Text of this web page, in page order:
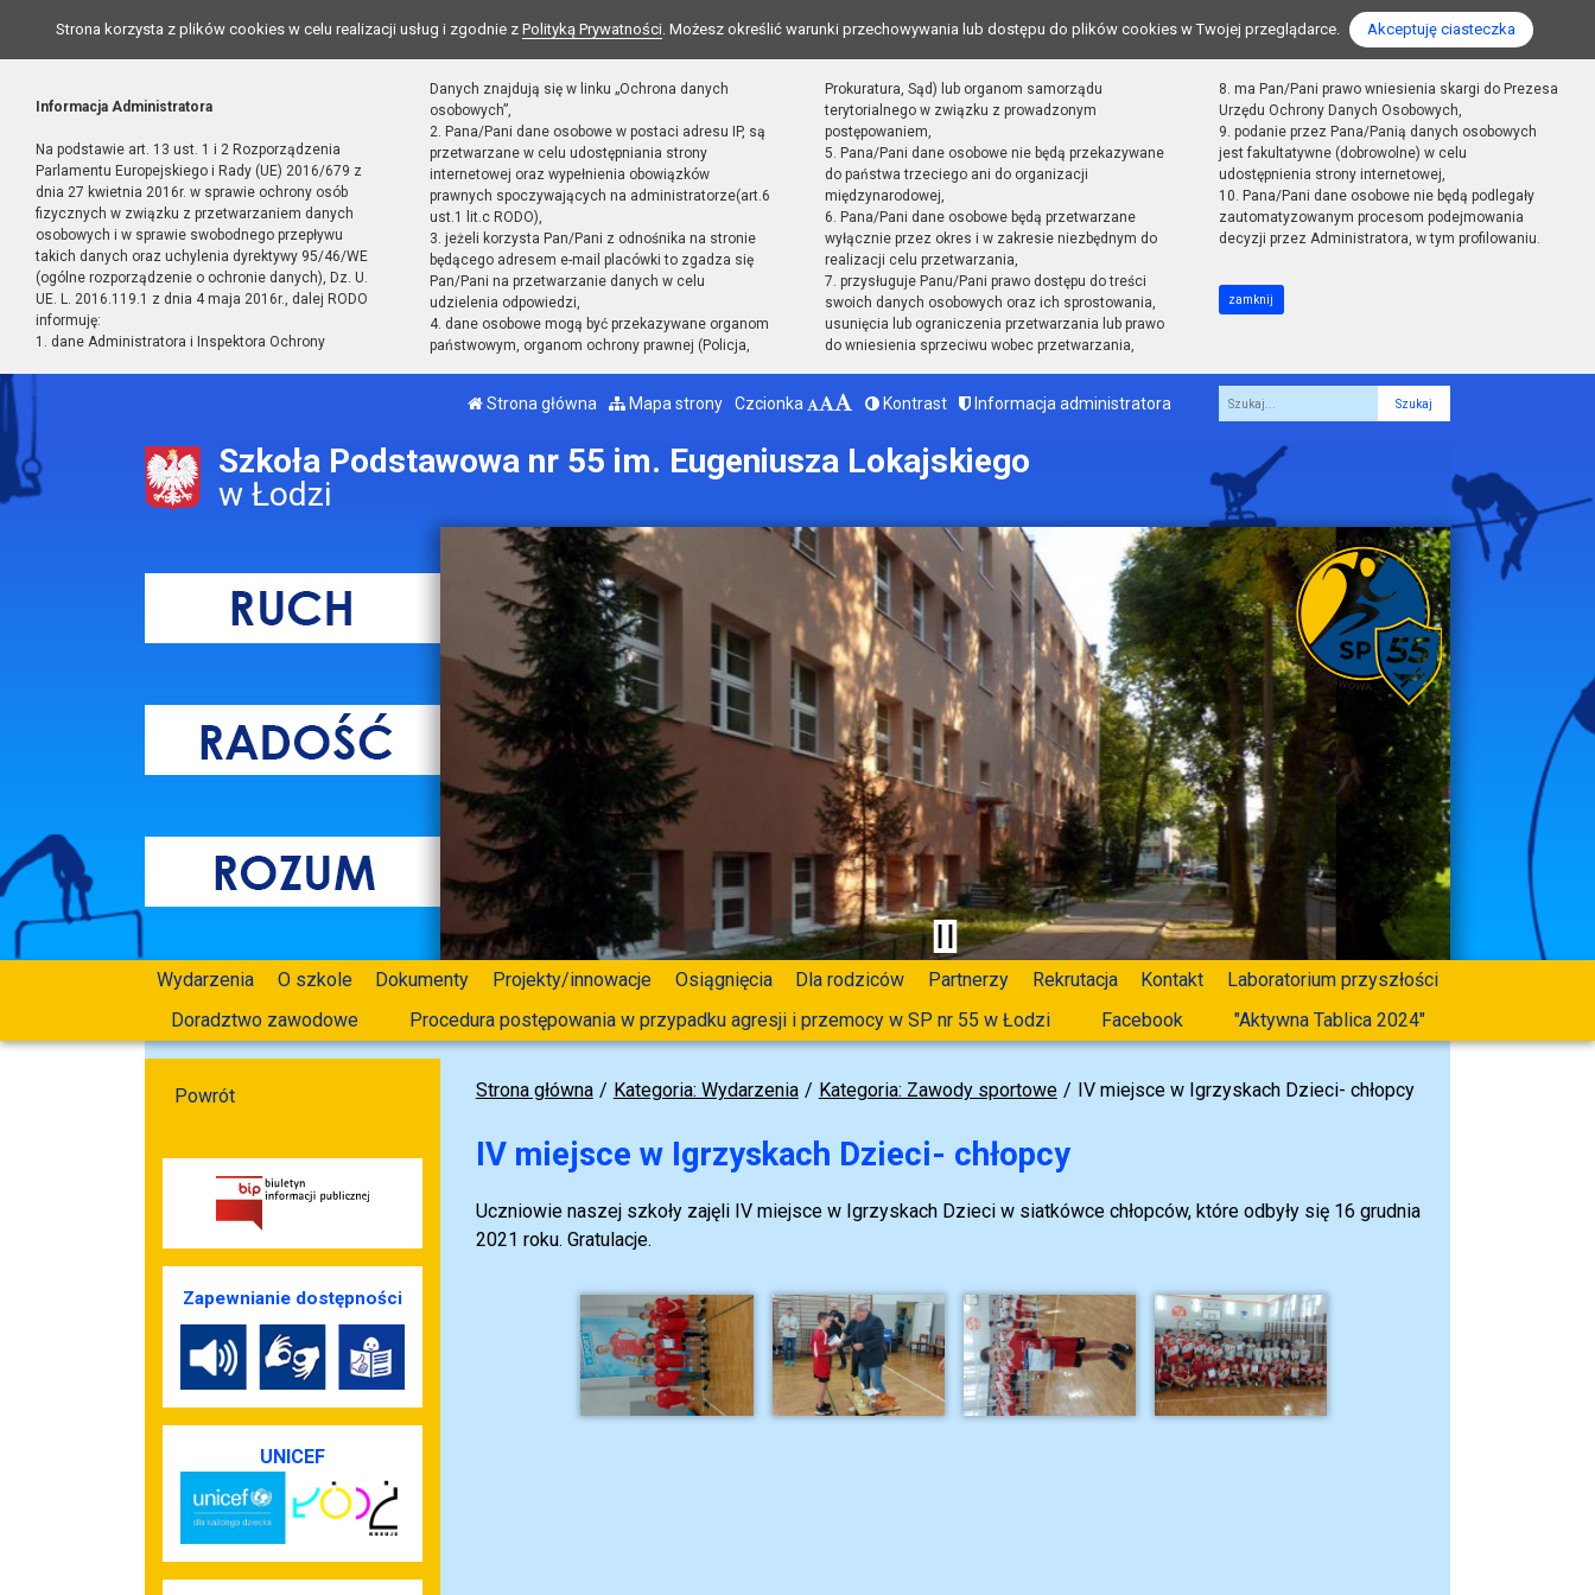
Strona korzysta z plików cookies w celu realizacji usług i zgodnie z Polityką Prywatności. Możesz określić warunki przechowywania lub dostępu do plików cookies w Twojej przeglądarce. Akceptuję ciasteczka
Informacja Administratora
Na podstawie art. 13 ust. 1 i 2 Rozporządzenia
Parlamentu Europejskiego i Rady (UE) 2016/679 z
dnia 27 kwietnia 2016r. w sprawie ochrony osób
fizycznych w związku z przetwarzaniem danych
osobowych i w sprawie swobodnego przepływu
takich danych oraz uchylenia dyrektywy 95/46/WE
(ogólne rozporządzenie o ochronie danych), Dz. U.
UE. L. 2016.119.1 z dnia 4 maja 2016r., dalej RODO
informuję:
1. dane Administratora i Inspektora Ochrony
Danych znajdują się w linku „Ochrona danych
osobowych”,
2. Pana/Pani dane osobowe w postaci adresu IP, są
przetwarzane w celu udostępniania strony
internetowej oraz wypełnienia obowiązków
prawnych spoczywających na administratorze(art.6
ust.1 lit.c RODO),
3. jeżeli korzysta Pan/Pani z odnośnika na stronie
będącego adresem e-mail placówki to zgadza się
Pan/Pani na przetwarzanie danych w celu
udzielenia odpowiedzi,
4. dane osobowe mogą być przekazywane organom
państwowym, organom ochrony prawnej (Policja,
Prokuratura, Sąd) lub organom samorządu
terytorialnego w związku z prowadzonym
postępowaniem,
5. Pana/Pani dane osobowe nie będą przekazywane
do państwa trzeciego ani do organizacji
międzynarodowej,
6. Pana/Pani dane osobowe będą przetwarzane
wyłącznie przez okres i w zakresie niezbędnym do
realizacji celu przetwarzania,
7. przysługuje Panu/Pani prawo dostępu do treści
swoich danych osobowych oraz ich sprostowania,
usunięcia lub ograniczenia przetwarzania lub prawo
do wniesienia sprzeciwu wobec przetwarzania,
8. ma Pan/Pani prawo wniesienia skargi do Prezesa
Urzędu Ochrony Danych Osobowych,
9. podanie przez Pana/Panią danych osobowych
jest fakultatywne (dobrowolne) w celu
udostępnienia strony internetowej,
10. Pana/Pani dane osobowe nie będą podlegały
zautomatyzowanym procesom podejmowania
decyzji przez Administratora, w tym profilowaniu.
zamknij
Strona główna Mapa strony Czcionka Kontrast Informacja administratora
Fraza
Szkoła Podstawowa nr 55 im. Eugeniusza Lokajskiego
w Łodzi
Wydarzenia O szkole Dokumenty Projekty/innowacje Osiągnięcia Dla rodziców Partnerzy Rekrutacja Kontakt
Laboratorium przyszłości
Doradztwo zawodowe
Procedura postępowania w przypadku agresji i przemocy w SP nr 55 w Łodzi Facebook "Aktywna Tablica 2024"
Strona główna Kategoria: Wydarzenia Kategoria: Zawody sportowe IV miejsce w Igrzyskach Dzieci- chłopcy
IV miejsce w Igrzyskach Dzieci- chłopcy
Uczniowie naszej szkoły zajęli IV miejsce w Igrzyskach Dzieci w siatkówce chłopców, które odbyły się 16 grudnia
2021 roku. Gratulacje.
Powrót
Zapewnianie dostępności
UNICEF